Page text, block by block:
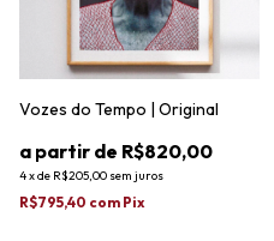
Vozes do Tempo | Original
R$820,00
4xde R$205,00 sem juros
R$795,40 com Pix